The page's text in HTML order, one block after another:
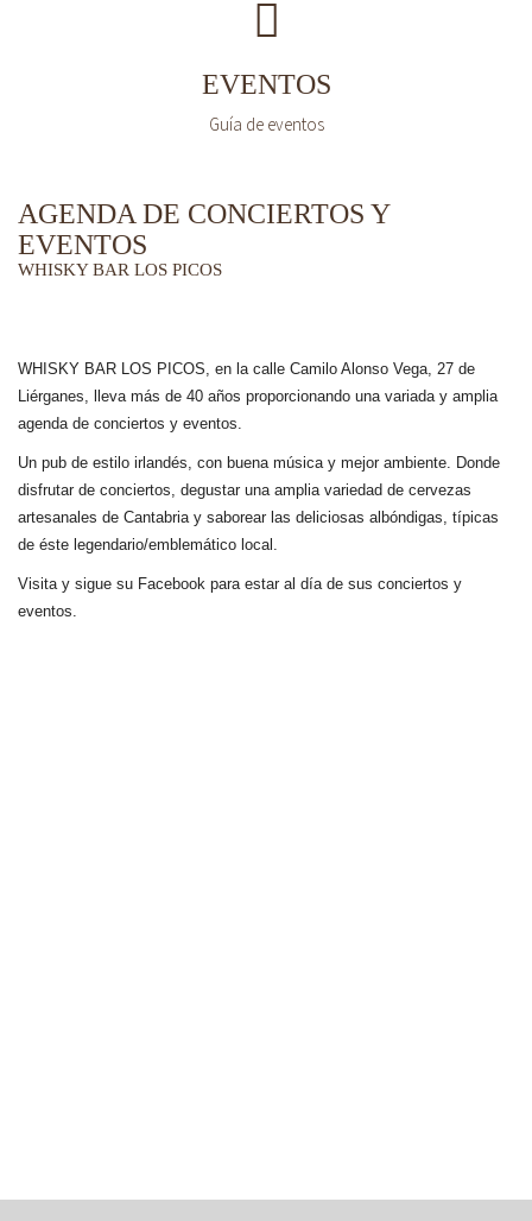
EVENTOS
Guía de eventos
AGENDA DE CONCIERTOS Y
EVENTOS
WHISKY BAR LOS PICOS
WHISKY BAR LOS PICOS, en la calle Camilo Alonso Vega, 27 de
Liérganes, lleva más de 40 años proporcionando una variada y amplia
agenda de conciertos y eventos.
Un pub de estilo irlandés, con buena música y mejor ambiente. Donde
disfrutar de conciertos, degustar una amplia variedad de cervezas
artesanales de Cantabria y saborear las deliciosas albóndigas, típicas
de éste legendario/emblemático local.
Visita y sigue su Facebook para estar al día de sus conciertos y
eventos.